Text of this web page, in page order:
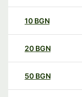
10 BGN
20 BGN
50 BGN